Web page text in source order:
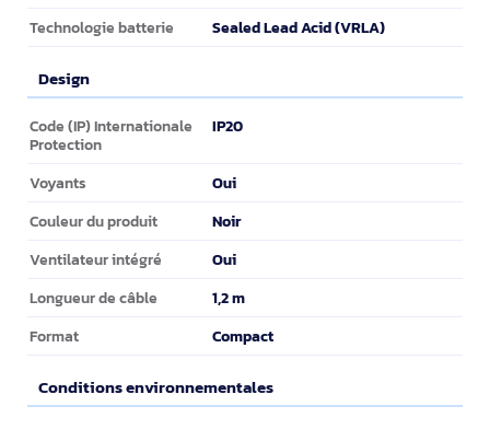
Technologie batterie Sealed Lead Acid (VRLA)
Design
Design
Code (IP) Internationale
Protection
IP20
Voyants Oui
Couleur du produit Noir
Ventilateur intégré Oui
Longueur de câble 1,2 m
Format Compact
Conditions environnementales